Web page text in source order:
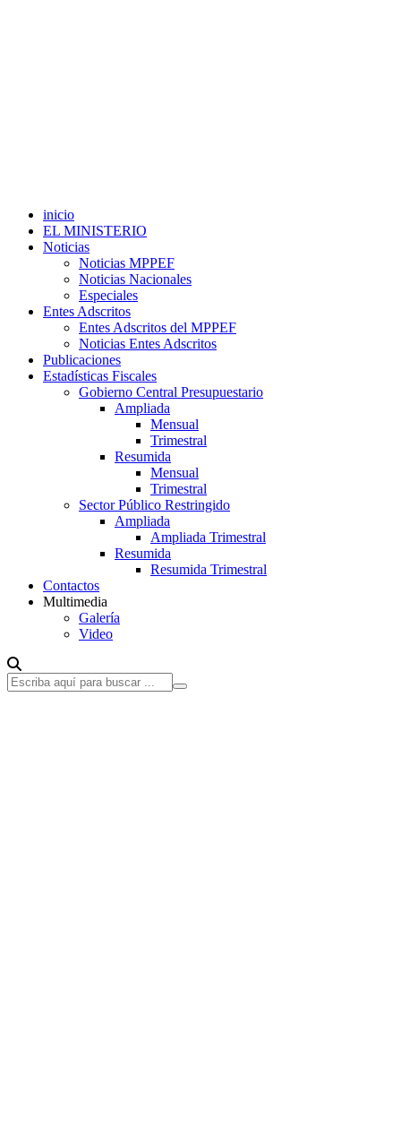
inicio
EL MINISTERIO
Noticias
Noticias MPPEF
Noticias Nacionales
Especiales
Entes Adscritos
Entes Adscritos del MPPEF
Noticias Entes Adscritos
Publicaciones
Estadísticas Fiscales
Gobierno Central Presupuestario
Ampliada
Mensual
Trimestral
Resumida
Mensual
Trimestral
Sector Público Restringido
Ampliada
Ampliada Trimestral
Resumida
Resumida Trimestral
Contactos
Multimedia
Galería
Video